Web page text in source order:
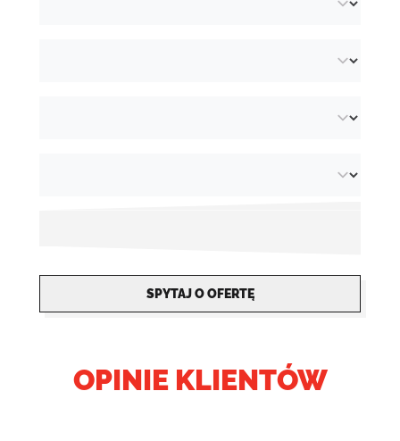
SPYTAJ O OFERTĘ
OPINIE KLIENTÓW